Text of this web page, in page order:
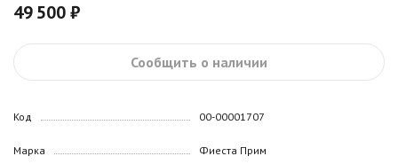
49 500 ₽
Сообщить о наличии
Код
Марка
00-00001707
Фиеста Прим